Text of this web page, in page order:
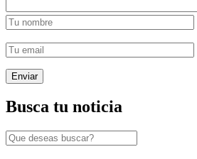
Busca tu noticia